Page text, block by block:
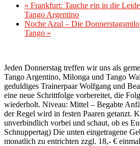
« Frankfurt: Tauche ein in die
Tango Argentino
Noche Azul – Die
Tango »
Jeden Donnerstag treffen wir uns als
Tango Argentino, Milonga und Tango
geduldiges Trainerpaar Wolfgang und
eine neue Schrittfolge vorbereitet, die
wiederholt. Niveau: Mittel – Begabte
der Regel wird in festen Paaren getanzt.
unverbindlich vorbei und schaut, ob es
Schnuppertag) Die unten eingetragene
monatlich zu entrichten zzgl. 18,- €